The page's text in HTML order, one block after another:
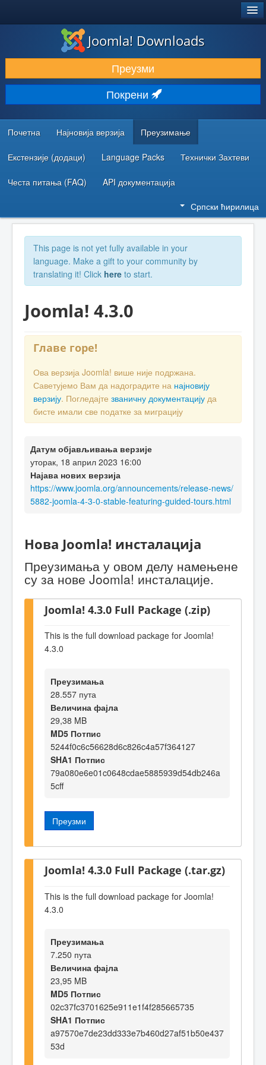
ПРЕУЗИМАЊЕ И ПРОШИРЕЊА (ЕКСТЕНЗИЈЕ)
ОТКРИЈТЕ И НАУЧИТЕ
ЗАЈЕДНИЦА И ПОДРШКА
РЕСУРСИ ЗА РАЗВОЈ
Joomla! Downloads
Преузми
Покрени
Почетна Најновија верзија Преузимање
Екстензије (додаци) Language Packs Технички Захтеви
Честа питања (FAQ) API документација
Српски ћирилица
This page is not yet fully available in your
language. Make a gift to your community by
translating it! Click here to start.
Joomla! 4.3.0
Главе горе!
Ова верзија Joomla! више није подржана.
Саветујемо Вам да надоградите на најновију
верзију. Погледајте званичну документацију да
бисте имали све податке за миграцију
Датум објављивања верзије
уторак, 18 април 2023 16:00
Најава нових верзија
https://www.joomla.org/announcements/release-news/
5882-joomla-4-3-0-stable-featuring-guided-tours.html
Нова Joomla! инсталација
Преузимања у овом делу намењене
су за нове Joomla! инсталације.
Joomla! 4.3.0 Full Package (.zip)
This is the full download package for Joomla!
4.3.0
Преузимања
28.557 пута
Величина фајла
29,38 MB
MD5 Потпис
5244f0c6c56628d6c826c4a57f364127
SHA1 Потпис
79a080e6e01c0648cdae5885939d54db246a
5cff
Преузми
Joomla! 4.3.0 Full Package (.tar.gz)
This is the full download package for Joomla!
4.3.0
Преузимања
7.250 пута
Величина фајла
23,95 MB
MD5 Потпис
02c37fc3701625e911e1f4f285665735
SHA1 Потпис
a97570e7de23dd333e7b460d27af51b50e437
53d